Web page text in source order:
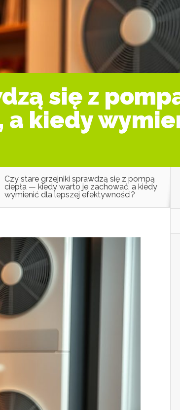
się z
a kiedy
Czy stare grzejniki sprawdzą się z pompą
ciepła — kiedy warto je zachować, a kiedy
wymienić dla lepszej efektywności?